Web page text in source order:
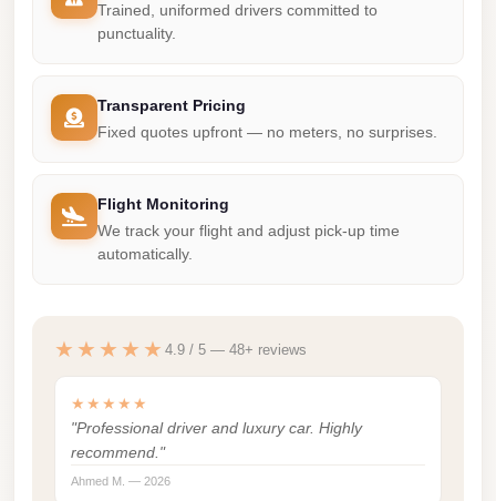
Trained, uniformed drivers committed to
punctuality.
Transparent Pricing
Fixed quotes upfront — no meters, no surprises.
Flight Monitoring
We track your flight and adjust pick-up time
automatically.
★★★★★ 4.9 / 5 — 48+ reviews
★★★★★
"Professional driver and luxury car. Highly
recommend."
Ahmed M. — 2026
Rental
Marsa
Marsa
Mansoura
Mansoura